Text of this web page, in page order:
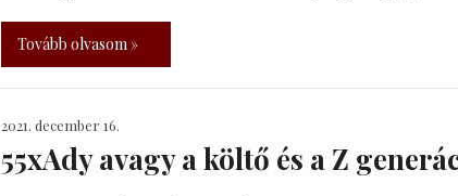
Tovább olvasom »
2021. december 16.
55xAdy avagy a költő és a Z